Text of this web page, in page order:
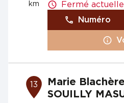
km
Fermé
Numéro
13
Marie
SOUILLY